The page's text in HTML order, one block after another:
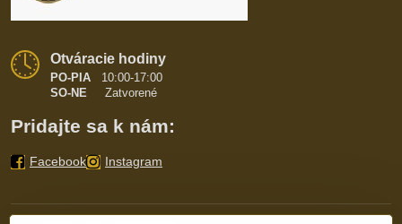
Otváracie hodiny
PO-PIA
10:00-17:00
SO-NE Zatvorené
Pridajte sa k nám:
Facebook Instagram